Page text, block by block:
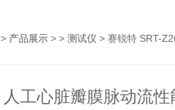
> 产品展示 > > 测试仪 > 赛锐特 SRT-Z267
人工心脏瓣膜脉动流